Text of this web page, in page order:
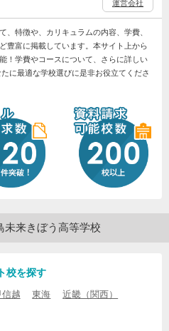
運営会社
、特徴や、カリキュラムの内容、学費、
豊富に掲載しています。本サイト上から
！学費やコースについて、さらに詳しい
に最適な学校選びに是非お役立てくださ
未来きぼう高等学校
校を探す
越 東海 近畿（関西）